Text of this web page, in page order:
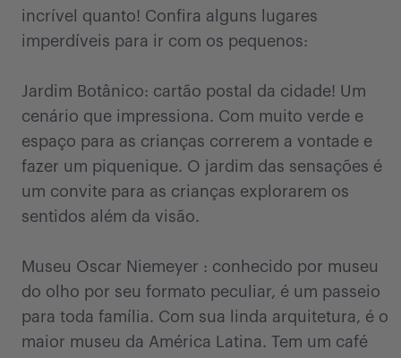
incrível quanto! Confira alguns lugares
imperdíveis para ir com os pequenos:
Jardim Botânico: cartão postal da cidade! Um
cenário que impressiona. Com muito verde e
espaço para as crianças correrem a vontade e
fazer um piquenique. O jardim das sensações é
um convite para as crianças explorarem os
sentidos além da visão.
Museu Oscar Niemeyer : conhecido por museu
do olho por seu formato peculiar, é um passeio
para toda família. Com sua linda arquitetura, é o
maior museu da América Latina. Tem um café